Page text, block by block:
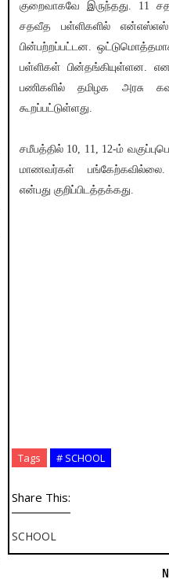
குறைவாகவே இருந்தது. 11
சதவீத பள்ளிகளில்
பின்பற்றப்பட்டன.
பள்ளிகள் பின்தங்கியுள்ளன.
பணிகளில் தமிழக அரசு
கூறப்பட்டுள்ளது.
சமீபத்தில் 10, 11, 12-ம்
மாணவர்கள் பங்கேற்கவில்லை.
என்பது குறிப்பிடத்தக்கது.
Tags # SCHOOL
Share This:
SCHOOL